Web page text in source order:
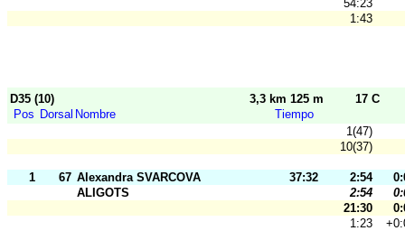
54:23
1:43
D35 (10) 3,3 km 125 m
17 C
Pos Dorsal Nombre
Tiempo
1(47)
10(37)
1 67 Alexandra SVARCOVA 37:32 2:54
ALIGOTS
2:54
21:30
1:23